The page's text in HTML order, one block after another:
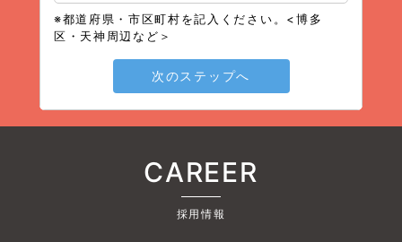
※都道府県・市区町村を記入ください。<博多
区・天神周辺など＞
次のステップへ
CAREER
採用情報